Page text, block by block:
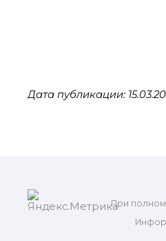
Дата публикации:
При